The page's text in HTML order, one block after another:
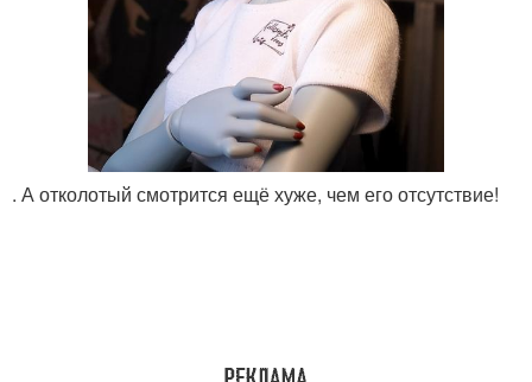
. А отколотый смотрится ещё хуже, чем его отсутствие!